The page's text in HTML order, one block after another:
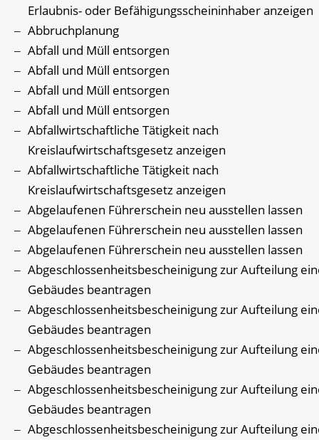
Erlaubnis- oder Befähigungsscheininhaber anzeigen
Abbruchplanung
Abfall und Müll entsorgen
Abfall und Müll entsorgen
Abfall und Müll entsorgen
Abfall und Müll entsorgen
Abfallwirtschaftliche Tätigkeit nach
Kreislaufwirtschaftsgesetz anzeigen
Abfallwirtschaftliche Tätigkeit nach
Kreislaufwirtschaftsgesetz anzeigen
Abgelaufenen Führerschein neu ausstellen lassen
Abgelaufenen Führerschein neu ausstellen lassen
Abgelaufenen Führerschein neu ausstellen lassen
Abgeschlossenheitsbescheinigung zur Aufteilung
Gebäudes beantragen
Abgeschlossenheitsbescheinigung zur Aufteilung
Gebäudes beantragen
Abgeschlossenheitsbescheinigung zur Aufteilung
Gebäudes beantragen
Abgeschlossenheitsbescheinigung zur Aufteilung
Gebäudes beantragen
Abgeschlossenheitsbescheinigung zur Aufteilung